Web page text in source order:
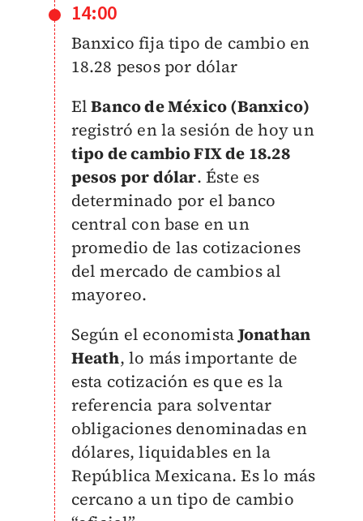
14:00
Banxico fija tipo de cambio en
18.28 pesos por dólar
ElBanco de México (Banxico)
registró en la sesión de hoy un
tipo de cambio FIX de 18.28
pesos por dólar. Éste es
determinado por el banco
central con base en un
promedio de las cotizaciones
del mercado de cambios al
mayoreo.
Según el economistaJonathan
Heath, lo más importante de
esta cotización es que es la
referencia para solventar
obligaciones denominadas en
dólares, liquidables en la
República Mexicana. Es lo más
cercano a un tipo de cambio